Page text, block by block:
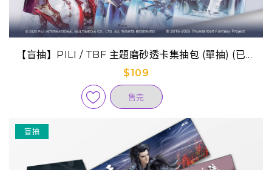
【盲抽】PILI / TBF 主題磨砂透卡集抽包 (單抽) (已完
售)
$109
售完
盲抽